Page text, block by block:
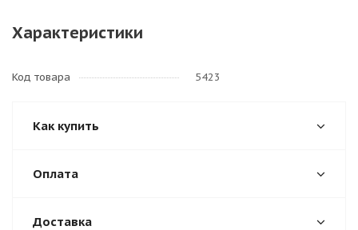
Характеристики
Код товара 5423
Как купить
Оплата
Доставка